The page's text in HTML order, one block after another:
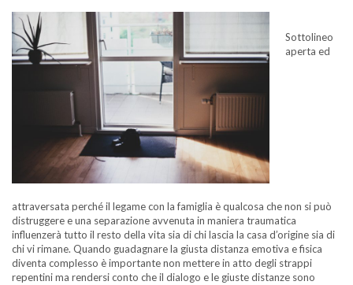
Sottolineo
aperta ed
attraversata perché il legame con la famiglia è qualcosa che non si può
distruggere e una separazione avvenuta in maniera traumatica
influenzerà tutto il resto della vita sia di chi lascia la casa d’origine sia di
chi vi rimane. Quando guadagnare la giusta distanza emotiva e fisica
diventa complesso è importante non mettere in atto degli strappi
repentini ma rendersi conto che il dialogo e le giuste distanze sono